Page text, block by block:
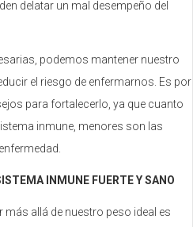
delatar un mal desempeño del
podemos mantener nuestro
el riesgo de enfermarnos. Es por
para fortalecerlo, ya que cuanto
inmune, menores son las
INMUNE FUERTE Y SANO
más allá de nuestro peso ideal es